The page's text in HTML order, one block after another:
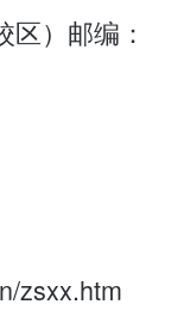
）邮编：
zsxx.htm